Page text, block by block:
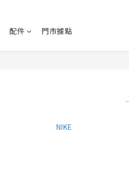
配件 門市據點